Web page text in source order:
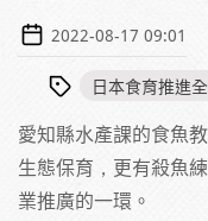
2022-08-17 09:01
日本食育推進
愛知縣水產課的食魚
生態保育，更有殺魚
業推廣的一環。